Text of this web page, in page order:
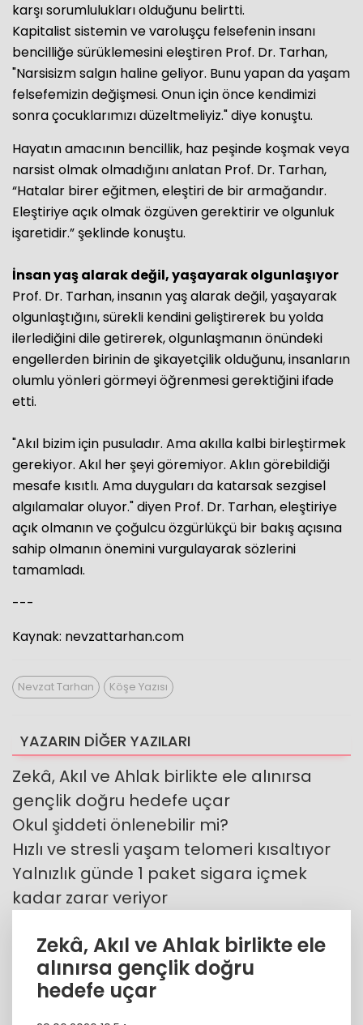
karşı sorumlulukları olduğunu belirtti.
Kapitalist sistemin ve varoluşçu felsefenin insanı
bencilliğe sürüklemesini eleştiren Prof. Dr. Tarhan,
"Narsisizm salgın haline geliyor. Bunu yapan da yaşam
felsefemizin değişmesi. Onun için önce kendimizi
sonra çocuklarımızı düzeltmeliyiz." diye konuştu.
Hayatın amacının bencillik, haz peşinde koşmak veya
narsist olmak olmadığını anlatan Prof. Dr. Tarhan,
“Hatalar birer eğitmen, eleştiri de bir armağandır.
Eleştiriye açık olmak özgüven gerektirir ve olgunluk
işaretidir.” şeklinde konuştu.
İnsan yaş alarak değil, yaşayarak olgunlaşıyor
Prof. Dr. Tarhan, insanın yaş alarak değil, yaşayarak
olgunlaştığını, sürekli kendini geliştirerek bu yolda
ilerlediğini dile getirerek, olgunlaşmanın önündeki
engellerden birinin de şikayetçilik olduğunu, insanların
olumlu yönleri görmeyi öğrenmesi gerektiğini ifade
etti.
"Akıl bizim için pusuladır. Ama akılla kalbi birleştirmek
gerekiyor. Akıl her şeyi göremiyor. Aklın görebildiği
mesafe kısıtlı. Ama duyguları da katarsak sezgisel
algılamalar oluyor." diyen Prof. Dr. Tarhan, eleştiriye
açık olmanın ve çoğulcu özgürlükçü bir bakış açısına
sahip olmanın önemini vurgulayarak sözlerini
tamamladı.
---
Kaynak: nevzattarhan.com
Nevzat Tarhan Köşe Yazısı
YAZARIN DİĞER YAZILARI
Zekâ, Akıl ve Ahlak birlikte ele alınırsa
gençlik doğru hedefe uçar
Okul şiddeti önlenebilir mi?
Hızlı ve stresli yaşam telomeri kısaltıyor
Yalnızlık günde 1 paket sigara içmek
kadar zarar veriyor
Zekâ, Akıl ve Ahlak birlikte ele
alınırsa gençlik doğru
hedefe uçar